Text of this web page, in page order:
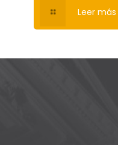
Leer más